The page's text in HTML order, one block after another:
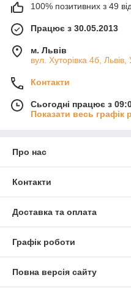
100% позитивних з 49
Працює з 30.05.2013
м. Львів
вул. Хуторівка 4б, Львів,
Контакти
Сьогодні працює з
Показати весь графік
Про нас
Контакти
Доставка та оплата
Графік роботи
Повна версія сайту